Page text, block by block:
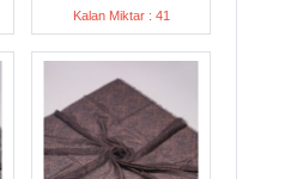
Kalan Miktar : 41